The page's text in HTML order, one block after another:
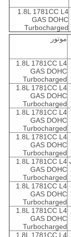
1.8L 1781CC L4
GAS DOHC
Turbocharged
موتور
1.8L 1781CC L4
GAS DOHC
Turbocharged
1.8L 1781CC L4
GAS DOHC
Turbocharged
1.8L 1781CC L4
GAS DOHC
Turbocharged
1.8L 1781CC L4
GAS DOHC
Turbocharged
1.8L 1781CC L4
GAS DOHC
Turbocharged
1.8L 1781CC L4
GAS DOHC
Turbocharged
1.8L 1781CC L4
GAS DOHC
Turbocharged
1.8L 1781CC L4